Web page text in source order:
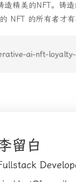
精美的NFT。铸
NFT 的所有者才有
ai-nft-